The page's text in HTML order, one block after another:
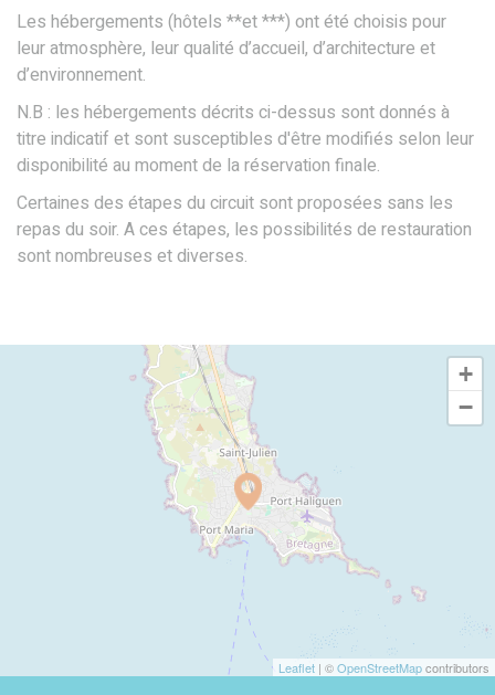
Les hébergements (hôtels **et ***) ont été choisis pour
leur atmosphère, leur qualité d’accueil, d’architecture et
d’environnement.
N.B : les hébergements décrits ci-dessus sont donnés à
titre indicatif et sont susceptibles d'être modifiés selon leur
disponibilité au moment de la réservation finale.
Certaines des étapes du circuit sont proposées sans les
repas du soir. A ces étapes, les possibilités de restauration
sont nombreuses et diverses.
+
−
Leaflet | ©OpenStreetMapcontributors